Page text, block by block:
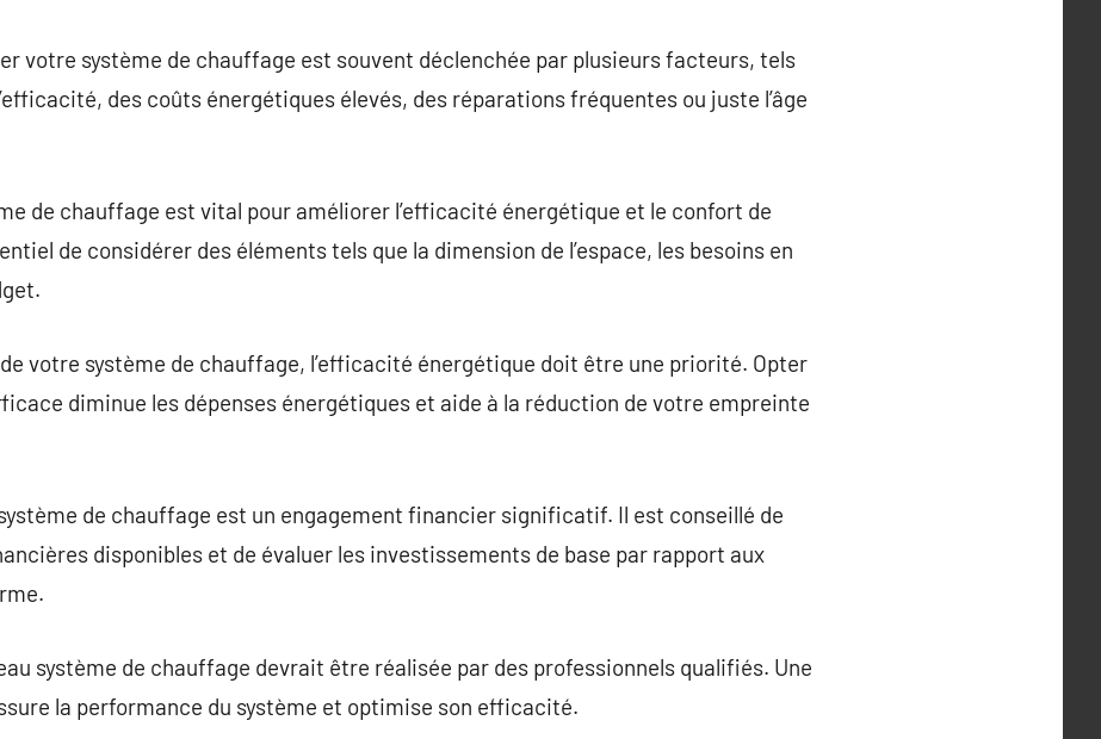
votre système de chauffage est souvent déclenchée par plusieurs facteurs, tels
des coûts énergétiques élevés, des réparations fréquentes ou juste l’âge
de chauffage est vital pour améliorer l’efficacité énergétique et le confort de
de considérer des éléments tels que la dimension de l’espace, les besoins en
votre système de chauffage, l’efficacité énergétique doit être une priorité. Opter
diminue les dépenses énergétiques et aide à la réduction de votre empreinte
de chauffage est un engagement financier significatif. Il est conseillé de
disponibles et de évaluer les investissements de base par rapport aux
système de chauffage devrait être réalisée par des professionnels qualifiés. Une
la performance du système et optimise son efficacité.